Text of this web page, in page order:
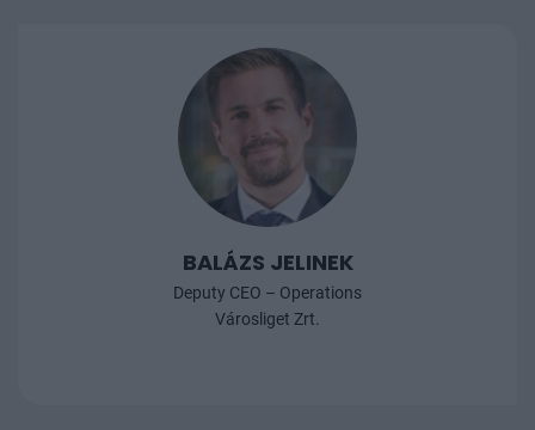
BALÁZS JELINEK
Deputy CEO – Operations
Városliget Zrt.